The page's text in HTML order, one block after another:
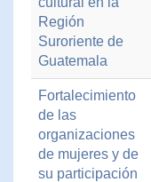
Región
Suroriente de
Guatemala
Fortalecimiento
de las
organizaciones
de mujeres y de
su participación